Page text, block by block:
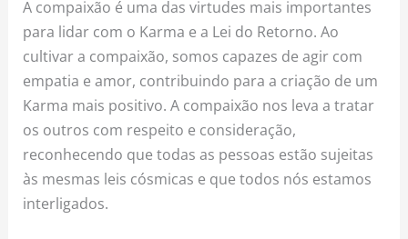
A compaixão é uma das virtudes mais importantes
para lidar com o Karma e a Lei do Retorno. Ao
cultivar a compaixão, somos capazes de agir com
empatia e amor, contribuindo para a criação de um
Karma mais positivo. A compaixão nos leva a tratar
os outros com respeito e consideração,
reconhecendo que todas as pessoas estão sujeitas
às mesmas leis cósmicas e que todos nós estamos
interligados.